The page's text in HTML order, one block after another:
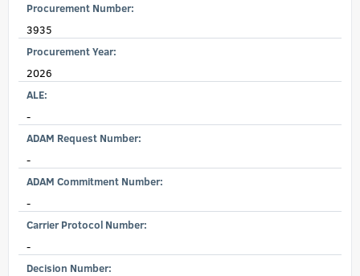
Procurement Number:
3935
Procurement Year:
2026
ALE:
-
ADAM Request Number:
-
ADAM Commitment Number:
-
Carrier Protocol Number:
-
Decision Number: